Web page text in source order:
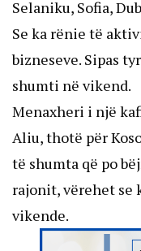
Selaniku, Sofia,
Se ka rënie të
bizneseve. Sipas
shumti në vikend.
Menaxheri i një
Aliu, thotë për
të shumta që po
rajonit, vërehet se
vikende.